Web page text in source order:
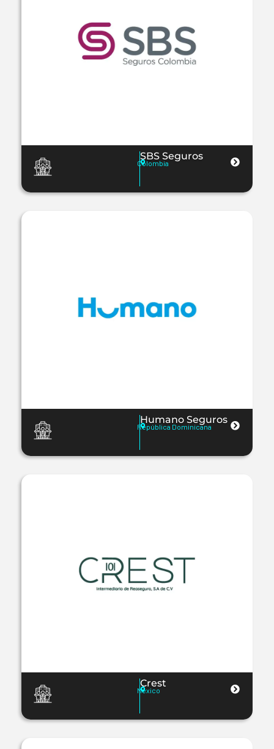
SBS Seguros
Colombia
Humano Seguros
República Dominicana
Crest
Mexico